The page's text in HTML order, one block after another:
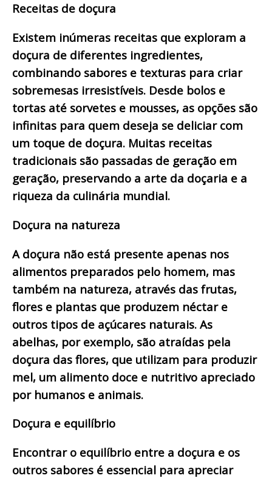
Receitas de doçura
Existem inúmeras receitas que exploram a
doçura de diferentes ingredientes,
combinando sabores e texturas para criar
sobremesas irresistíveis. Desde bolos e
tortas até sorvetes e mousses, as opções são
infinitas para quem deseja se deliciar com
um toque de doçura. Muitas receitas
tradicionais são passadas de geração em
geração, preservando a arte da doçaria e a
riqueza da culinária mundial.
Doçura na natureza
A doçura não está presente apenas nos
alimentos preparados pelo homem, mas
também na natureza, através das frutas,
flores e plantas que produzem néctar e
outros tipos de açúcares naturais. As
abelhas, por exemplo, são atraídas pela
doçura das flores, que utilizam para produzir
mel, um alimento doce e nutritivo apreciado
por humanos e animais.
Doçura e equilíbrio
Encontrar o equilíbrio entre a doçura e os
outros sabores é essencial para apreciar